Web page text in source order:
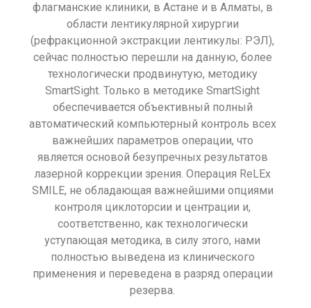
флагманские клиники, в Астане и в Алматы, в
области лентикулярной хирургии
(рефракционной экстракции лентикулы: РЭЛ),
сейчас полностью перешли на данную, более
технологически продвинутую, методику
SmartSight. Только в методике SmartSight
обеспечивается объективный полный
автоматический компьютерный контроль всех
важнейших параметров операции, что
является основой безупречных результатов
лазерной коррекции зрения. Операция ReLEx
SMILE, не обладающая важнейшими опциями
контроля циклоторсии и центрации и,
соответственно, как технологически
уступающая методика, в силу этого, нами
полностью выведена из клинического
применения и переведена в разряд операции
резерва.